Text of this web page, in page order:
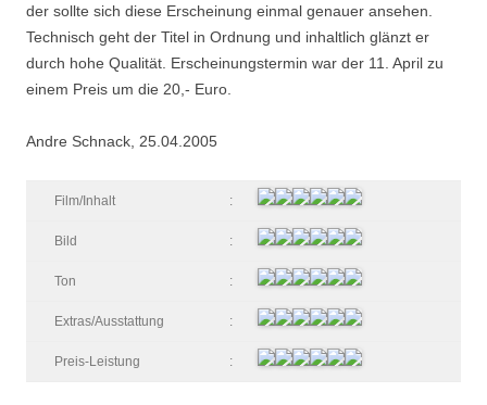
der sollte sich diese Erscheinung einmal genauer ansehen.
Technisch geht der Titel in Ordnung und inhaltlich glänzt er
durch hohe Qualität. Erscheinungstermin war der 11. April zu
einem Preis um die 20,- Euro.
Andre Schnack, 25.04.2005
Film/Inhalt :
Bild :
Ton :
Extras/Ausstattung :
Preis-Leistung :